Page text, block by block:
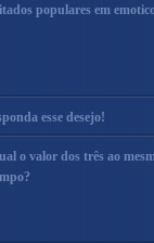
populares em
esse desejo!
o valor dos três ao